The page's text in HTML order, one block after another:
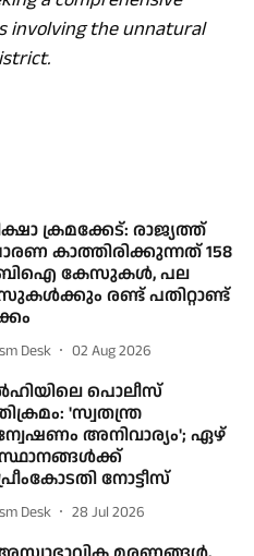
involving the unnatural
ക്രമക്കേട്: രാജ്യത്ത്
കാത്തിരിക്കുന്നത് 158
കേസുകള്‍, പല
രണ്ട് പതിറ്റാണ്ട്
Desk 02 Aug 2026
പൊലീസ്
'സ്വതന്ത്ര
അനിവാര്യം'; ഏഴ്
നോട്ടീസ്
Desk 28 Jul 2026